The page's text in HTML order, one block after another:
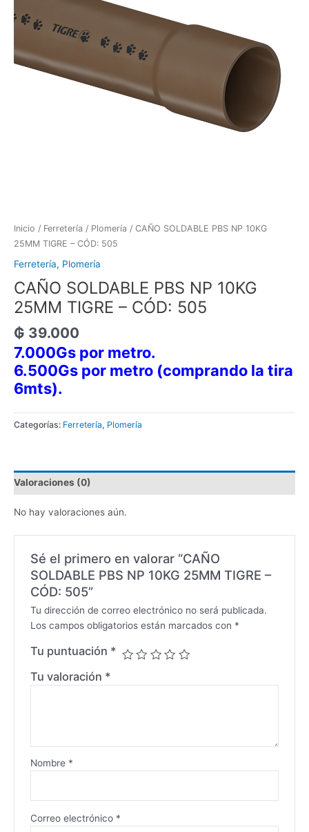
Inicio / Ferretería / Plomería / CAÑO SOLDABLE PBS NP 10KG
25MM TIGRE – CÓD: 505
Ferretería, Plomería
CAÑO SOLDABLE PBS NP 10KG
25MM TIGRE – CÓD: 505
₲ 39.000
7.000Gs por metro.
6.500Gs por metro (comprando la tira
6mts).
Categorías: Ferretería, Plomería
Valoraciones (0)
No hay valoraciones aún.
Sé el primero en valorar “CAÑO
SOLDABLE PBS NP 10KG 25MM TIGRE –
CÓD: 505”
Tu dirección de correo electrónico no será publicada.
Los campos obligatorios están marcados con *
Tu puntuación *
Tu valoración *
Nombre *
Correo electrónico *